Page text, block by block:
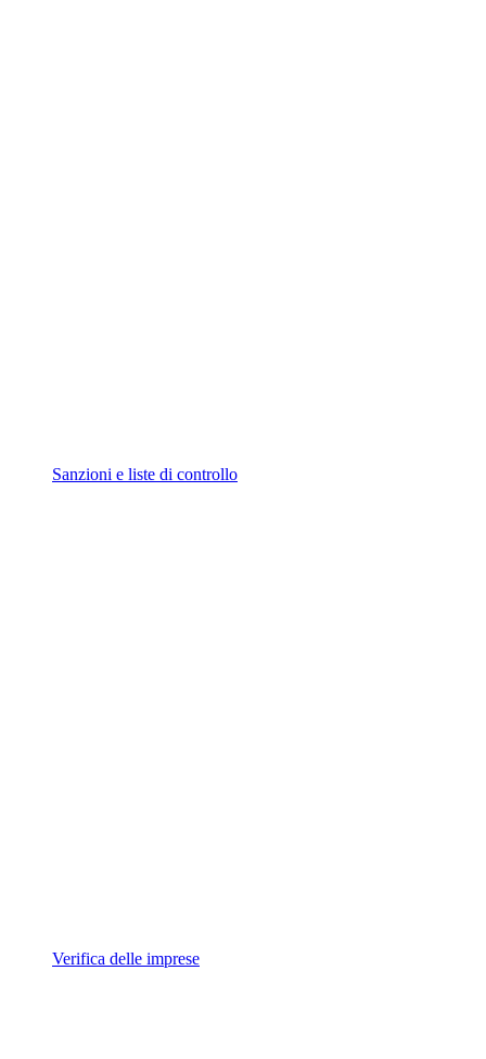
Sanzioni e liste di controllo
Verifica delle imprese